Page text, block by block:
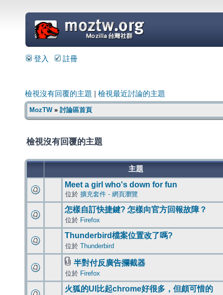
=
登入 註冊
檢視沒有回覆的主題 檢視最近討論的主題
MozTW» 討論區首頁
檢視沒有回覆的主題
主題
Meet a girl who's down for fun
位於 擴充套件 - 網頁瀏覽
怎樣自訂快捷鍵? 怎樣向官方回報故障？
位於 Firefox
Thunderbird檔案位置改了嗎?
位於 Thunderbird
半對付反廣告攔截器
位於 Firefox
火狐的UI比起chrome好很多，但頗可惜的